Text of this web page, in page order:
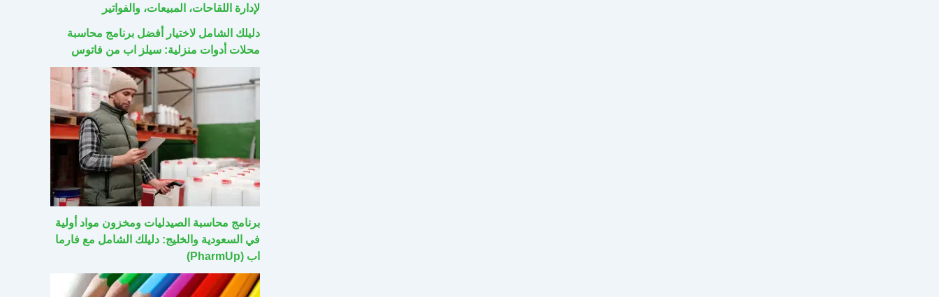
لإدارة اللقاحات، المبيعات، والفواتير
دليلك الشامل لاختيار أفضل برنامج محاسبة
محلات أدوات منزلية: سيلز اب من فاتوس
برنامج محاسبة الصيدليات ومخزون مواد أولية
في السعودية والخليج: دليلك الشامل مع فارما
اب (PharmUp)